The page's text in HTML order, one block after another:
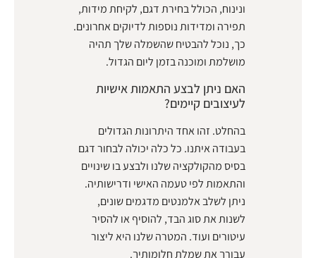
ונינוח, הכולל בחירת דגם, לקיחת מידות,
תפירה ומדידות נוספות לדיוקים אחרונים.
כך, נוכל להבטיח שהשמלה שלך תהיה
מושלמת ומוכנה בזמן ליום הגדול.
האם ניתן לבצע התאמות אישיות
לעיצובים קיימים?
בהחלט. זהו אחד היתרונות הגדולים
בעבודה איתנו. כל כלה יכולה לבחור דגם
בסיס מהקולקציה שלנו ולבצע בו שינויים
והתאמות לפי טעמה האישי ודרישותיה.
ניתן לשלב אלמנטים מדגמים שונים,
לשנות את סוג הבד, להוסיף או להסיר
עיטורים ועוד. המטרה שלנו היא ליצור
עבורך את שמלת חלומותיך.